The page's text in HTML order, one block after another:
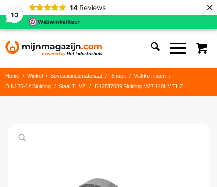
10
14 Reviews ×
Home / Winkel / Bevestigingsmateriaal / Ringen / Vlakke ringen
/
DIN125-1A Sluitring
/ Staal THVZ / D125/I7089 Sluitring M27 140HV THZ